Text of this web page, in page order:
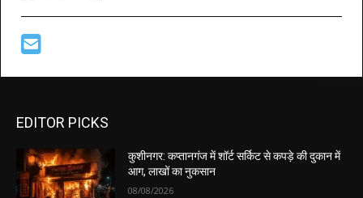
EDITOR PICKS
कुशीनगर: कप्तानगंज में शॉर्ट सर्किट से कपड़े की दुकान में
आग, लाखों का नुकसान
08/08/2026